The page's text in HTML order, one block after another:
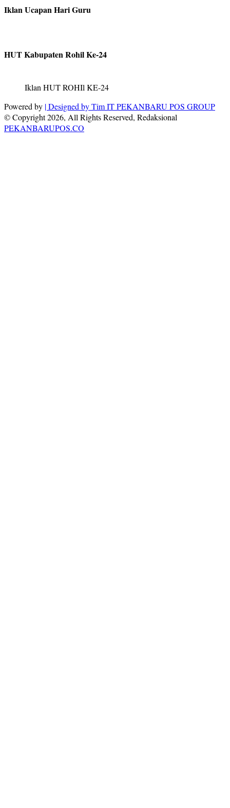
Iklan Ucapan Hari Guru
HUT Kabupaten Rohil Ke-24
Iklan HUT ROHIl KE-24
Powered by | Designed byTim IT PEKANBARU POS GROUP
© Copyright 2026, All Rights Reserved, Redaksional
PEKANBARUPOS.CO